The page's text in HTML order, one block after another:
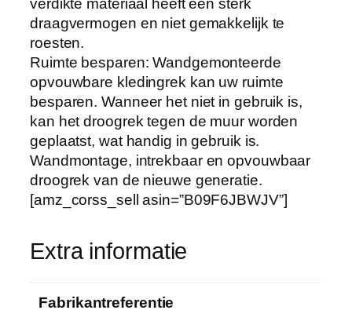
n
z
i
c
h
t
b
a
r
e
d
o
verdikte materiaal heeft een sterk
draagvermogen en niet gemakkelijk te
roesten.
Ruimte besparen: Wandgemonteerde
opvouwbare kledingrek kan uw ruimte
besparen. Wanneer het niet in gebruik is,
kan het droogrek tegen de muur worden
geplaatst, wat handig in gebruik is.
Wandmontage, intrekbaar en opvouwbaar
droogrek van de nieuwe generatie.
[amz_corss_sell asin=”B09F6JBWJV”]
Extra informatie
Fabrikantreferentie